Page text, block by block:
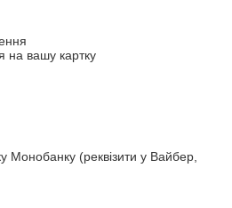
на вашу картку
Монобанку (реквізити у Вайбер,